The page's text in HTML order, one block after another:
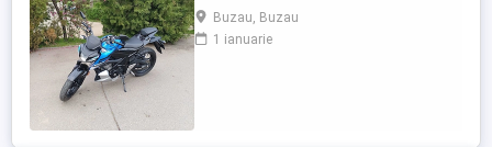
5000km Stare impecabila , fara cazaturi
ITP valabil pana in noiembrie 2027 Revizii
si schimb de ulei in service autorizat
Buzau, Buzau
1 ianuarie